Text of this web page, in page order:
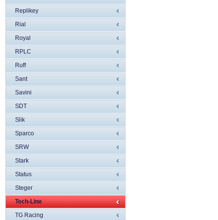
Replikey
Rial
Royal
RPLC
Ruff
Sant
Savini
SDT
Slik
Sparco
SRW
Stark
Status
Steger
Tech-Line
TG Racing